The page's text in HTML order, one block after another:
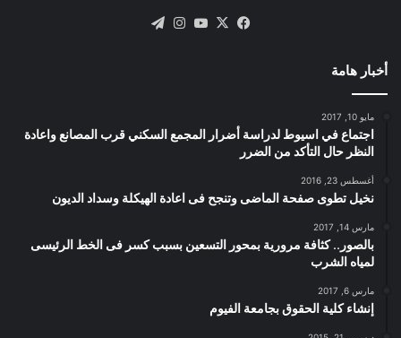
فيسبوك
X يوتيوبانستقرام
أخبار هامة
مايو 10, 2017
اجتماع في اسيوط لدراسة أضرار المجمع السكني قرب المصانع واعادة
النظر حال التأكد من الضرر
أغسطس 23, 2016
نخيل تطوى صفحة الماضى وتنجح فى اعادة الهيكلة وسداد الديون
مارس 14, 2017
بالصور.. كثافة مرورية بمحور التسعين بسبب كسر فى الخط الرئيسى
لمياه الشرب
مارس 6, 2017
إنشاء كلية الحقوق بجامعة الفيوم